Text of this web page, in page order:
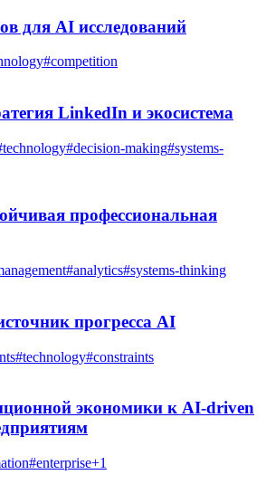
для AI исследований
#competition
LinkedIn и экосистема
technology#decision-making#systems-
профессиональная
#analytics#systems-thinking
прогресса AI
#technology#constraints
экономики к AI-driven
#enterprise+1